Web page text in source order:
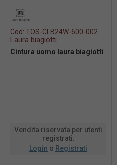
Cod: TOS-CLB24W-600-002
Laura biagiotti
Cintura uomo laura biagiotti
Vendita riservata per utenti
registrati.
Login o Registrati